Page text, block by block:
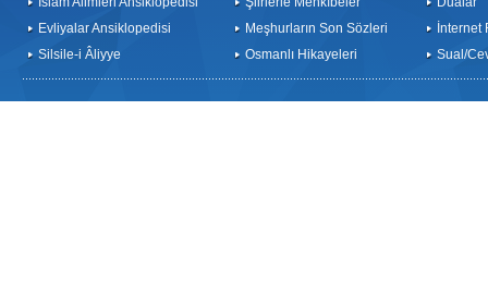
Evliyalar Ansiklopedisi
Silsile-i Âliyye
Meşhurların Son Sözleri
Osmanlı Hikayeleri
İnternet
Sual/